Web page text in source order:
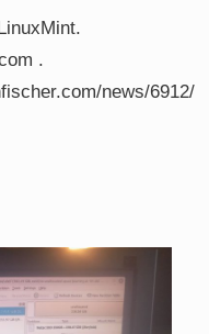
.
news/6912/